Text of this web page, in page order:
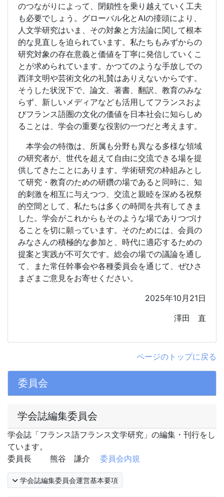
のつながりによって、閉鎖性を乗り越えていく工夫
も必要でしょう。グローバル化とAIの擡頭により、
人文学研究はいま、その対象と方法論に関して根本
的な見直しを迫られています。私たちもみずからの
研究対象の存在意義と価値を丁寧に発信していくこ
とが求められています。かつてのような手放しでの
西洋文明や芸術文化の礼賛はありえないからです。
そうした状況下で、論文、著書、翻訳、教育のみな
らず、新しいメディアなども活用してフランスおよ
びフランス語圏の文化の価値を日本社会に知らしめ
ることは、学会の重要な役割の一つだと考えます。
本学会の特徴は、所属も分野も異なる多様な領域
の研究者が、世代を超えて自由に交流できる場を提
供してきたことにあります。学術研究の枠組みとし
て研究・教育のための研鑽の場であると同時に、知
的刺激を相互に与えつつ、交流と親睦を深める祝祭
的空間として、私たちは多くの時間を共有してきま
した。学会がこれからもそのような場でありつづけ
ることを切に願っています。そのためには、会員の
みなさんの積極的な参加と、時代に適応するための
提案と実践が不可欠です。総会の場での議論を通し
て、また常任幹事会や各種委員会を通じて、ぜひさ
まざまご意見をお寄せください。
2025年10月21日
澤田 直
ページのトップに戻る
委員会
学会誌編集委員会
学会誌「フランス語フランス文学研究」の編集・刊行をし
ています。
委員長 熊谷 謙介 委員会内規
学会誌編集委員会運営基本要項